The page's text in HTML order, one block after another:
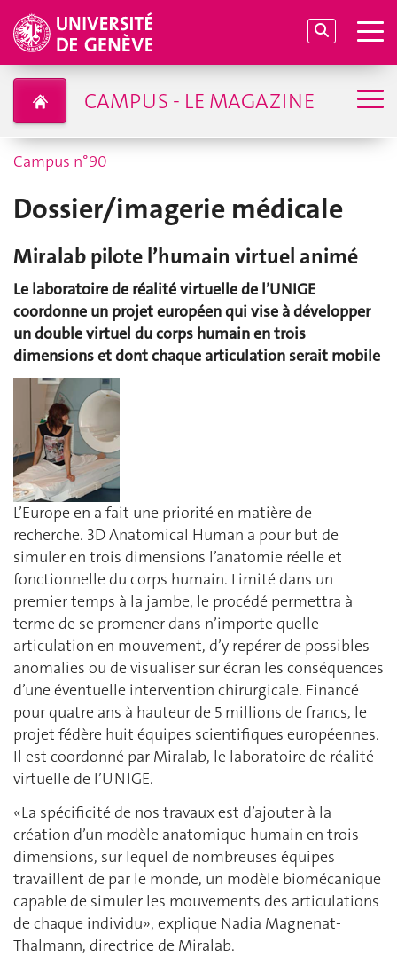
CAMPUS - LE MAGAZINE
Campus n°90
Dossier/imagerie médicale
Miralab pilote l’humain virtuel animé
Le laboratoire de réalité virtuelle de l’UNIGE
coordonne un projet européen qui vise à développer
un double virtuel du corps humain en trois
dimensions et dont chaque articulation serait mobile
L’Europe en a fait une priorité en matière de
recherche. 3D Anatomical Human a pour but de
simuler en trois dimensions l’anatomie réelle et
fonctionnelle du corps humain. Limité dans un
premier temps à la jambe, le procédé permettra à
terme de se promener dans n’importe quelle
articulation en mouvement, d’y repérer de possibles
anomalies ou de visualiser sur écran les conséquences
d’une éventuelle intervention chirurgicale. Financé
pour quatre ans à hauteur de 5 millions de francs, le
projet fédère huit équipes scientifiques européennes.
Il est coordonné par Miralab, le laboratoire de réalité
virtuelle de l’UNIGE.
«La spécificité de nos travaux est d’ajouter à la
création d’un modèle anatomique humain en trois
dimensions, sur lequel de nombreuses équipes
travaillent de par le monde, un modèle biomécanique
capable de simuler les mouvements des articulations
de chaque individu», explique Nadia Magnenat-
Thalmann, directrice de Miralab.